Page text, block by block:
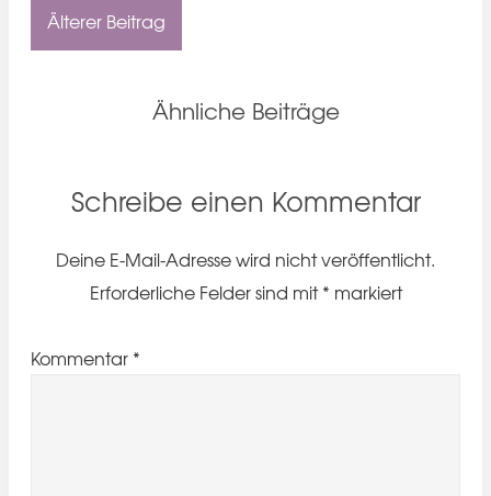
Älterer Beitrag
Ähnliche Beiträge
Schreibe einen Kommentar
Deine E-Mail-Adresse wird nicht veröffentlicht.
Erforderliche Felder sind mit* markiert
Kommentar *